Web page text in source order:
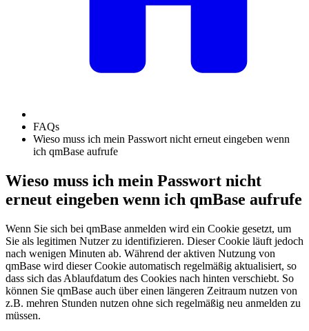
FAQs
Wieso muss ich mein Passwort nicht erneut eingeben wenn
ich qmBase aufrufe
Wieso muss ich mein Passwort nicht
erneut eingeben wenn ich qmBase aufrufe
Wenn Sie sich bei qmBase anmelden wird ein Cookie gesetzt, um
Sie als legitimen Nutzer zu identifizieren. Dieser Cookie läuft jedoch
nach wenigen Minuten ab. Während der aktiven Nutzung von
qmBase wird dieser Cookie automatisch regelmäßig aktualisiert, so
dass sich das Ablaufdatum des Cookies nach hinten verschiebt. So
können Sie qmBase auch über einen längeren Zeitraum nutzen von
z.B. mehren Stunden nutzen ohne sich regelmäßig neu anmelden zu
müssen.